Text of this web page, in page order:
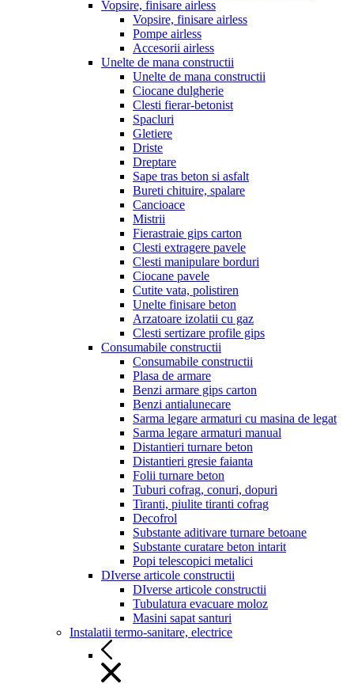
Vopsire, finisare airless
Vopsire, finisare airless
Pompe airless
Accesorii airless
Unelte de mana constructii
Unelte de mana constructii
Ciocane dulgherie
Clesti fierar-betonist
Spacluri
Gletiere
Driste
Dreptare
Sape tras beton si asfalt
Bureti chituire, spalare
Cancioace
Mistrii
Fierastraie gips carton
Clesti extragere pavele
Clesti manipulare borduri
Ciocane pavele
Cutite vata, polistiren
Unelte finisare beton
Arzatoare izolatii cu gaz
Clesti sertizare profile gips
Consumabile constructii
Consumabile constructii
Plasa de armare
Benzi armare gips carton
Benzi antialunecare
Sarma legare armaturi cu masina de legat
Sarma legare armaturi manual
Distantieri turnare beton
Distantieri gresie faianta
Folii turnare beton
Tuburi cofrag, conuri, dopuri
Tiranti, piulite tiranti cofrag
Decofrol
Substante aditivare turnare betoane
Substante curatare beton intarit
Popi telescopici metalici
DIverse articole constructii
DIverse articole constructii
Tubulatura evacuare moloz
Masini sapat santuri
Instalatii termo-sanitare, electrice